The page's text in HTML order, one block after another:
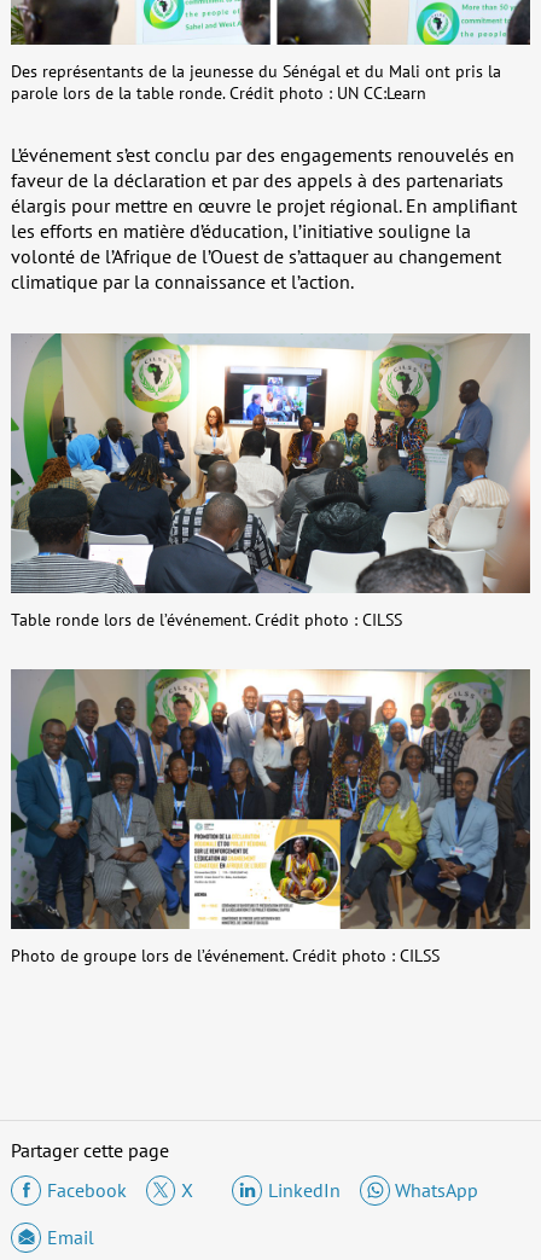
Des représentants de la jeunesse du Sénégal et du Mali ont pris la
parole lors de la table ronde. Crédit photo : UN CC:Learn
L’événement s’est conclu par des engagements renouvelés en
faveur de la déclaration et par des appels à des partenariats
élargis pour mettre en œuvre le projet régional. En amplifiant
les efforts en matière d’éducation, l’initiative souligne la
volonté de l’Afrique de l’Ouest de s’attaquer au changement
climatique par la connaissance et l’action.
Table ronde lors de l’événement. Crédit photo : CILSS
Photo de groupe lors de l’événement. Crédit photo : CILSS
Partager cette page
Facebook
X LinkedIn
WhatsApp
Email